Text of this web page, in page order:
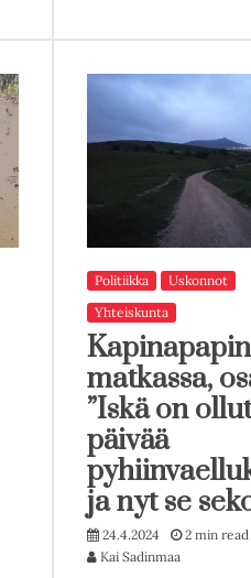
Politiikka
Uskonnot
Yhteiskunta
Kapinapapin
matkassa,
”Iskä on
päivää
ja nyt se
24.4.2024
2 min read
Kai Sadinmaa